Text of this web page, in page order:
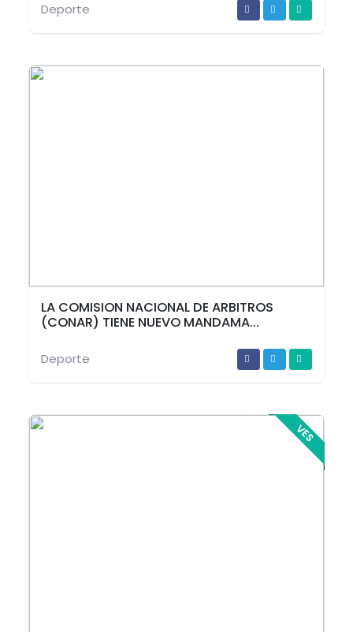
Deporte
LA COMISION NACIONAL DE ARBITROS
(CONAR) TIENE NUEVO MANDAMA...
Deporte
VES